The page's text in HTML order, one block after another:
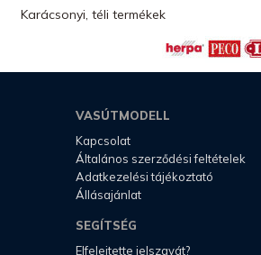
Karácsonyi, téli termékek
VASÚTMODELL
Kapcsolat
Általános szerződési feltételek
Adatkezelési tájékoztató
Állásajánlat
SEGÍTSÉG
Elfelejtette jelszavát?